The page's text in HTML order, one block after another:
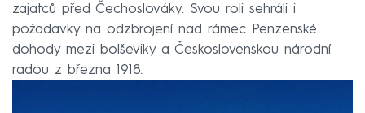
zajatců před Čechoslováky. Svou roli sehráli i
požadavky na odzbrojení nad rámec Penzenské
dohody mezi bolševiky a Československou národní
radou z března 1918.